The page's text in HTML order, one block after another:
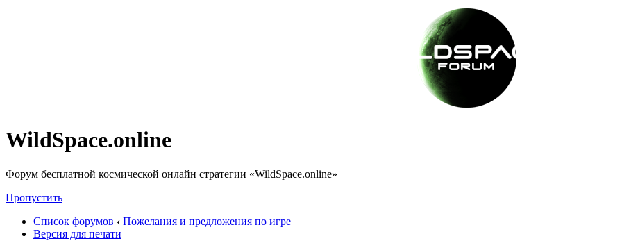
WildSpace.online
Форум бесплатной космической онлайн стратегии «WildSpace.online»
Пропустить
Список форумов ‹ Пожелания и предложения по игре
Версия для печати